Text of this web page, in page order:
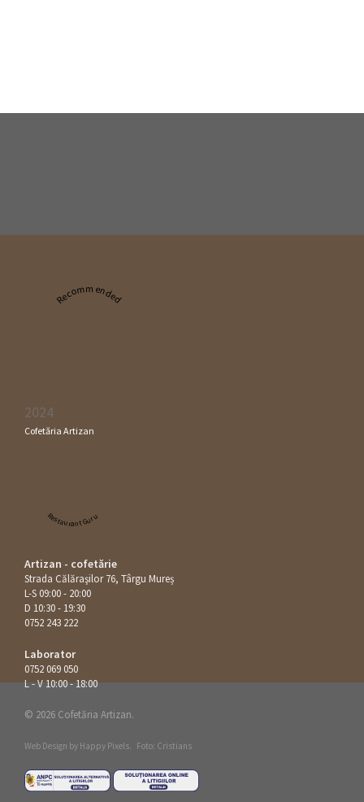
Recommended
2024
Cofetăria Artizan
Restaurant Guru
Artizan - cofetărie
Strada Călăraşilor 76, Târgu Mureș
L-S 09:00 - 20:00
D 10:30 - 19:30
0752 243 222
Laborator
0752 069 050
L - V 10:00 - 18:00
© 2026 Cofetăria Artizan.
Web Design by Happy Pixels. Foto: Cristians